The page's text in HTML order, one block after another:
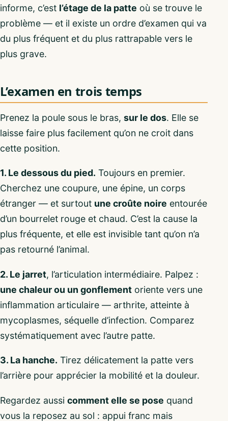
informe, c’est l’étage de la patte où se trouve le
problème — et il existe un ordre d’examen qui va
du plus fréquent et du plus rattrapable vers le
plus grave.
L’examen en trois temps
Prenez la poule sous le bras, sur le dos. Elle se
laisse faire plus facilement qu’on ne croit dans
cette position.
1. Le dessous du pied. Toujours en premier.
Cherchez une coupure, une épine, un corps
étranger — et surtout une croûte noire entourée
d’un bourrelet rouge et chaud. C’est la cause la
plus fréquente, et elle est invisible tant qu’on n’a
pas retourné l’animal.
2. Le jarret, l’articulation intermédiaire. Palpez :
une chaleur ou un gonflement oriente vers une
inflammation articulaire — arthrite, atteinte à
mycoplasmes, séquelle d’infection. Comparez
systématiquement avec l’autre patte.
3. La hanche. Tirez délicatement la patte vers
l’arrière pour apprécier la mobilité et la douleur.
Regardez aussi comment elle se pose quand
vous la reposez au sol : appui franc mais